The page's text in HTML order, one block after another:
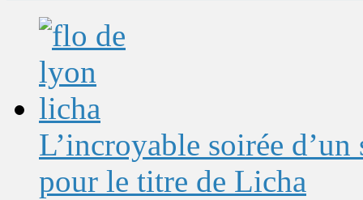
L’incroyable soirée
pour le titre de Licha